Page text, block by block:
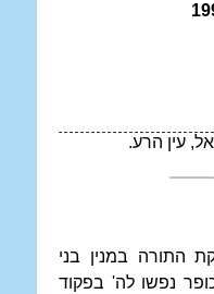
עין הרע.
התורה במנין בני
נפשו לה' בפקוד